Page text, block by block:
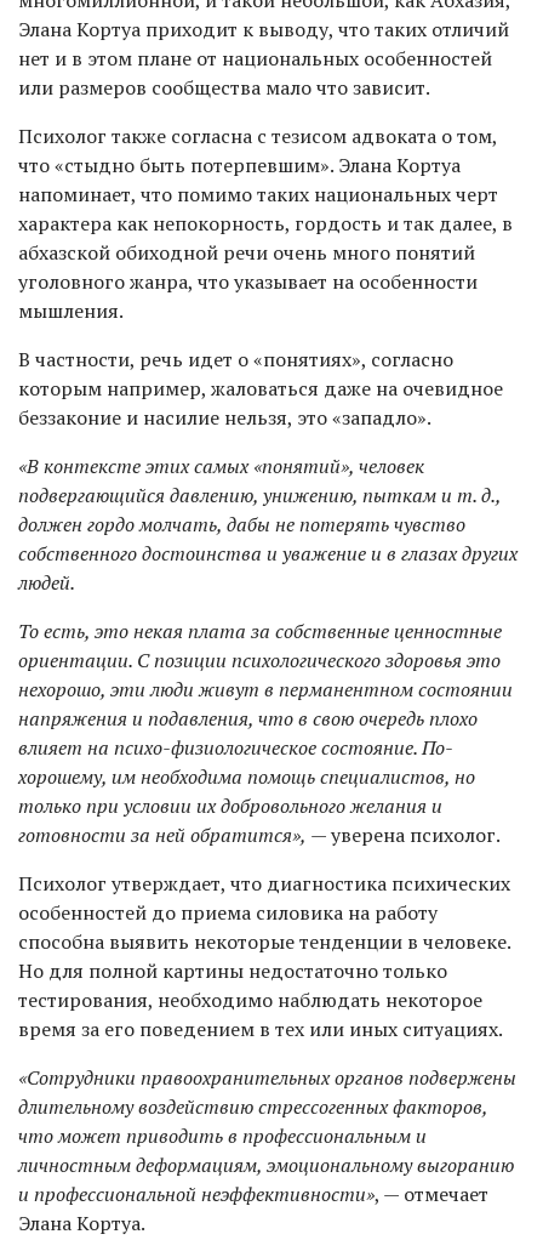
Элана Кортуа приходит к выводу, что таких отличий
нет и в этом плане от национальных особенностей
или размеров сообщества мало что зависит.
Психолог также согласна с тезисом адвоката о том,
что «стыдно быть потерпевшим». Элана Кортуа
напоминает, что помимо таких национальных черт
характера как непокорность, гордость и так далее, в
абхазской обиходной речи очень много понятий
уголовного жанра, что указывает на особенности
мышления.
В частности, речь идет о «понятиях», согласно
которым например, жаловаться даже на очевидное
беззаконие и насилие нельзя, это «западло».
«В контексте этих самых «понятий», человек
подвергающийся давлению, унижению, пыткам и т. д.,
должен гордо молчать, дабы не потерять чувство
собственного достоинства и уважение и в глазах других
людей.
То есть, это некая плата за собственные ценностные
ориентации. С позиции психологического здоровья это
нехорошо, эти люди живут в перманентном состоянии
напряжения и подавления, что в свою очередь плохо
влияет на психо-физиологическое состояние. По-
хорошему, им необходима помощь специалистов, но
только при условии их добровольного желания и
готовности за ней обратится», — уверена психолог.
Психолог утверждает, что диагностика психических
особенностей до приема силовика на работу
способна выявить некоторые тенденции в человеке.
Но для полной картины недостаточно только
тестирования, необходимо наблюдать некоторое
время за его поведением в тех или иных ситуациях.
«Сотрудники правоохранительных органов подвержены
длительному воздействию стрессогенных факторов,
что может приводить в профессиональным и
личностным деформациям, эмоциональному выгоранию
и профессиональной неэффективности», — отмечает
Элана Кортуа.